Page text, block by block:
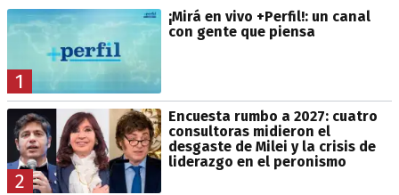
1
¡Mirá en vivo +Perfil!: un canal
con gente que piensa
2
Encuesta rumbo a 2027: cuatro
consultoras midieron el
desgaste de Milei y la crisis de
liderazgo en el peronismo